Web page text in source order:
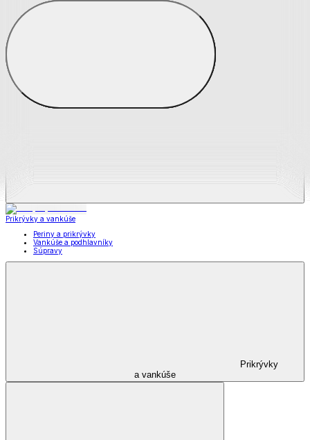
Zobraziť všetko
Všetko z Matrace a matracové chrániče
Matrace
Chrániče na matrace
Prikrývky a vankúše
Periny a prikrývky
Vankúše a podhlavníky
Súpravy
Prikrývky
a vankúše